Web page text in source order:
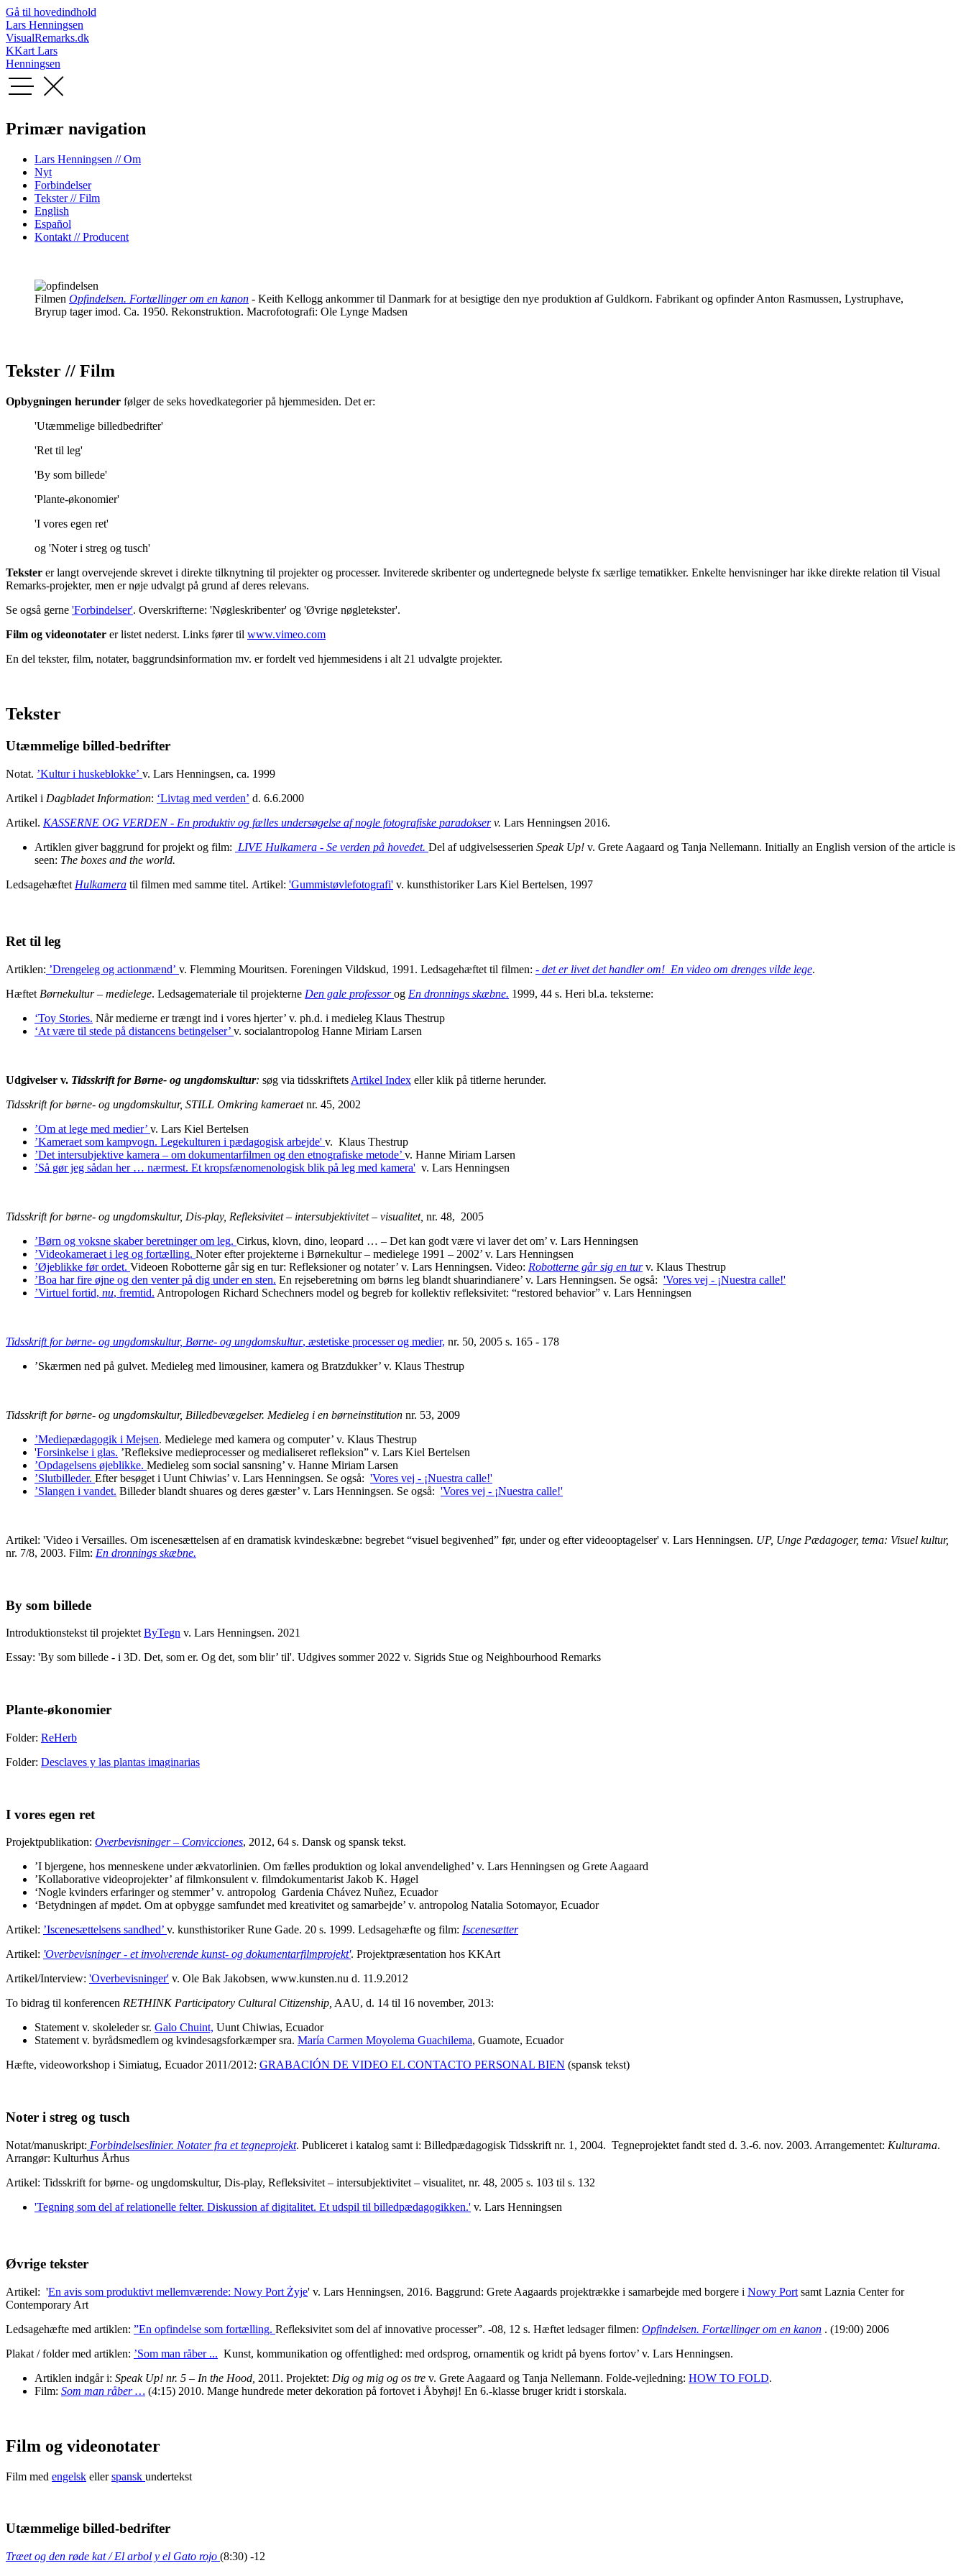
Gå til hovedindhold
Lars Henningsen
VisualRemarks.dk
KKart Lars
Henningsen
Primær navigation
Lars Henningsen // Om
Nyt
Forbindelser
Tekster // Film
English
Español
Kontakt // Producent
Filmen Opfindelsen. Fortællinger om en kanon - Keith Kellogg ankommer til Danmark for at besigtige den nye produktion af Guldkorn. Fabrikant og opfinder Anton Rasmussen, Lystruphave,
Bryrup tager imod. Ca. 1950. Rekonstruktion. Macrofotografi: Ole Lynge Madsen
Tekster // Film
Opbygningen herunder følger de seks hovedkategorier på hjemmesiden. Det er:
'Utæmmelige billedbedrifter'
'Ret til leg'
'By som billede'
'Plante-økonomier'
'I vores egen ret'
og 'Noter i streg og tusch'
Tekster er langt overvejende skrevet i direkte tilknytning til projekter og processer. Inviterede skribenter og undertegnede belyste fx særlige tematikker. Enkelte henvisninger har ikke direkte relation til Visual
Remarks-projekter, men er nøje udvalgt på grund af deres relevans.
Se også gerne 'Forbindelser'. Overskrifterne: 'Nøgleskribenter' og 'Øvrige nøgletekster'.
Film og videonotater er listet nederst. Links fører til www.vimeo.com
En del tekster, film, notater, baggrundsinformation mv. er fordelt ved hjemmesidens i alt 21 udvalgte projekter.
Tekster
Utæmmelige billed-bedrifter
Notat. ’Kultur i huskeblokke’ v. Lars Henningsen, ca. 1999
Artikel i Dagbladet Information: ‘Livtag med verden’ d. 6.6.2000
Artikel. KASSERNE OG VERDEN - En produktiv og fælles undersøgelse af nogle fotografiske paradokserv. Lars Henningsen 2016.
Artiklen giver baggrund for projekt og film: LIVE Hulkamera - Se verden på hovedet. Del af udgivelsesserien Speak Up! v. Grete Aagaard og Tanja Nellemann. Initially an English version of the article is
seen: The boxes and the world.
Ledsagehæftet Hulkamera til filmen med samme titel. Artikel: 'Gummistøvlefotografi' v. kunsthistoriker Lars Kiel Bertelsen, 1997
Ret til leg
Artiklen: ’Drengeleg og actionmænd’ v. Flemming Mouritsen. Foreningen Vildskud, 1991. Ledsagehæftet til filmen: - det er livet det handler om! En video om drenges vilde lege.
Hæftet Børnekultur – medielege. Ledsagemateriale til projekterne Den gale professorog En dronnings skæbne. 1999, 44 s. Heri bl.a. teksterne:
‘Toy Stories. Når medierne er trængt ind i vores hjerter’ v. ph.d. i medieleg Klaus Thestrup
‘At være til stede på distancens betingelser’ v. socialantropolog Hanne Miriam Larsen
Udgivelser v. Tidsskrift for Børne- og ungdomskultur: søg via tidsskriftets Artikel Index eller klik på titlerne herunder.
Tidsskrift for børne- og ungdomskultur, STILL Omkring kameraetnr. 45, 2002
’Om at lege med medier’ v. Lars Kiel Bertelsen
’Kameraet som kampvogn. Legekulturen i pædagogisk arbejde' v. Klaus Thestrup
’Det intersubjektive kamera – om dokumentarfilmen og den etnografiske metode’ v. Hanne Miriam Larsen
’Så gør jeg sådan her … nærmest. Et kropsfænomenologisk blik på leg med kamera' v. Lars Henningsen
Tidsskrift for børne- og ungdomskultur, Dis-play, Refleksivitet – intersubjektivitet – visualitet, nr. 48, 2005
’Børn og voksne skaber beretninger om leg. Cirkus, klovn, dino, leopard … – Det kan godt være vi laver det om’ v. Lars Henningsen
’Videokameraet i leg og fortælling. Noter efter projekterne i Børnekultur – medielege 1991 – 2002’ v. Lars Henningsen
’Øjeblikke før ordet. Videoen Robotterne går sig en tur: Refleksioner og notater’ v. Lars Henningsen. Video: Robotterne går sig en turv. Klaus Thestrup
’Boa har fire øjne og den venter på dig under en sten. En rejseberetning om børns leg blandt shuarindianere’ v. Lars Henningsen. Se også: 'Vores vej - ¡Nuestra calle!'
’Virtuel fortid, nu, fremtid. Antropologen Richard Schechners model og begreb for kollektiv refleksivitet: “restored behavior” v. Lars Henningsen
Tidsskrift for børne- og ungdomskultur, Børne- og ungdomskultur, æstetiske processer og medier, nr. 50, 2005 s. 165 - 178
’Skærmen ned på gulvet. Medieleg med limousiner, kamera og Bratzdukker’ v. Klaus Thestrup
Tidsskrift for børne- og ungdomskultur, Billedbevægelser. Medieleg i en børneinstitution nr. 53, 2009
’Mediepædagogik i Mejsen. Medielege med kamera og computer’ v. Klaus Thestrup
'Forsinkelse i glas. ’Refleksive medieprocesser og medialiseret refleksion” v. Lars Kiel Bertelsen
’Opdagelsens øjeblikke. Medieleg som social sansning’ v. Hanne Miriam Larsen
’Slutbilleder. Efter besøget i Uunt Chiwias’ v. Lars Henningsen. Se også: 'Vores vej - ¡Nuestra calle!'
’Slangen i vandet. Billeder blandt shuares og deres gæster’ v. Lars Henningsen. Se også: 'Vores vej - ¡Nuestra calle!'
Artikel: 'Video i Versailles. Om iscenesættelsen af en dramatisk kvindeskæbne: begrebet “visuel begivenhed” før, under og efter videooptagelser' v. Lars Henningsen. UP, Unge Pædagoger, tema: Visuel kultur,
nr. 7/8, 2003. Film: En dronnings skæbne.
By som billede
Introduktionstekst til projektetByTegn v. Lars Henningsen. 2021
Essay: 'By som billede - i 3D. Det, som er. Og det, som blir’ til'. Udgives sommer 2022 v. Sigrids Stue og Neighbourhood Remarks
Plante-økonomier
Folder: ReHerb
Folder: Desclaves y las plantas imaginarias
I vores egen ret
Projektpublikation: Overbevisninger – Convicciones, 2012, 64 s. Dansk og spansk tekst.
’I bjergene, hos menneskene under ækvatorlinien. Om fælles produktion og lokal anvendelighed’ v. Lars Henningsen og Grete Aagaard
’Kollaborative videoprojekter’ af filmkonsulent v. filmdokumentarist Jakob K. Høgel
‘Nogle kvinders erfaringer og stemmer’ v. antropolog Gardenia Chávez Nuñez, Ecuador
‘Betydningen af mødet. Om at opbygge samfundet med kreativitet og samarbejde’ v. antropolog Natalia Sotomayor, Ecuador
Artikel: ’Iscenesættelsens sandhed’ v. kunsthistoriker Rune Gade. 20 s. 1999. Ledsagehæfte og film: Iscenesætter
Artikel: 'Overbevisninger - et involverende kunst- og dokumentarfilmprojekt'. Projektpræsentation hos KKArt
Artikel/Interview: 'Overbevisninger' v. Ole Bak Jakobsen, www.kunsten.nu d. 11.9.2012
To bidrag til konferencen RETHINK Participatory Cultural Citizenship, AAU, d. 14 til 16 november, 2013:
Statement v. skoleleder sr. Galo Chuint, Uunt Chiwias, Ecuador
Statement v. byrådsmedlem og kvindesagsforkæmper sra. María Carmen Moyolema Guachilema, Guamote, Ecuador
Hæfte, videoworkshop i Simiatug, Ecuador 2011/2012: GRABACIÓN DE VIDEO EL CONTACTO PERSONAL BIEN (spansk tekst)
Noter i streg og tusch
Notat/manuskript: Forbindelseslinier. Notater fra et tegneprojekt. Publiceret i katalog samt i: Billedpædagogisk Tidsskrift nr. 1, 2004. Tegneprojektet fandt sted d. 3.-6. nov. 2003. Arrangementet: Kulturama.
Arrangør: Kulturhus Århus
Artikel: Tidsskrift for børne- og ungdomskultur, Dis-play, Refleksivitet – intersubjektivitet – visualitet, nr. 48, 2005 s. 103 til s. 132
'Tegning som del af relationelle felter. Diskussion af digitalitet. Et udspil til billedpædagogikken.' v. Lars Henningsen
Øvrige tekster
Artikel: 'En avis som produktivt mellemværende: Nowy Port Żyje' v. Lars Henningsen, 2016. Baggrund: Grete Aagaards projektrække i samarbejde med borgere i Nowy Port samt Laznia Center for
Contemporary Art
Ledsagehæfte med artiklen: ”En opfindelse som fortælling. Refleksivitet som del af innovative processer”. -08, 12 s. Hæftet ledsager filmen: Opfindelsen. Fortællinger om en kanon . (19:00) 2006
Plakat / folder med artiklen: ’Som man råber ... Kunst, kommunikation og offentlighed: med ordsprog, ornamentik og kridt på byens fortov’ v. Lars Henningsen.
Artiklen indgår i: Speak Up! nr. 5 – In the Hood, 2011. Projektet: Dig og mig og os tre v. Grete Aagaard og Tanja Nellemann. Folde-vejledning: HOW TO FOLD.
Film: Som man råber … (4:15) 2010. Mange hundrede meter dekoration på fortovet i Åbyhøj! En 6.-klasse bruger kridt i storskala.
Film og videonotater
Film med engelsk ellerspansk undertekst
Utæmmelige billed-bedrifter
Træet og den røde kat / El arbol y el Gato rojo (8:30) -12